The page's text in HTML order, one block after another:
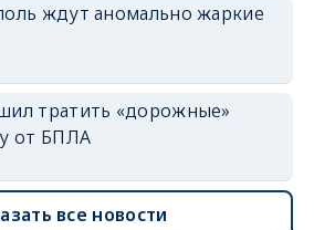
ждут аномально жаркие
тратить «дорожные»
от БПЛА
все новости